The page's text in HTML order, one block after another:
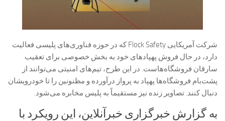
شرکت آمریکایی Flock Safety که در حوزه فناوری‌های پلیسی فعالیت
دارد، در حال فروش پهپادهای خود به بخش خصوصی برای تعقیب
سارقان فروشگاه‌هاست. در این طرح، تیم‌های امنیتی می‌توانند از
پشت‌بام فروشگاه‌ها پهپاد به پرواز درآورده و مظنونین را تا خودرویشان
دنبال کنند. تصاویر زنده نیز مستقیماً به پلیس مخابره می‌شود.
به گزارش خبرگزاری خبرآنلاین، این رویکرد با